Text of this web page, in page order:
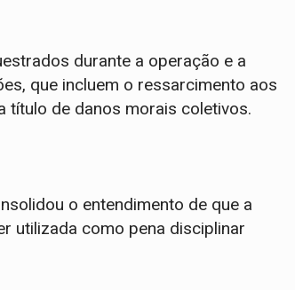
durante a operação e a
que incluem o ressarcimento aos
título de danos morais coletivos.
o entendimento de que a
utilizada como pena disciplinar